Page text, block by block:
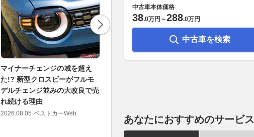
マイナーチェンジの域を超え
た!? 新型クロスビーがフルモ
デルチェンジ並みの大改良で売
れ続ける理由
2026.08.05 ベストカーWeb 2026.08.06
中古車本体価格
38.0万円 ～288.0万円
中古車を検索
あなたにおすすめのサービス